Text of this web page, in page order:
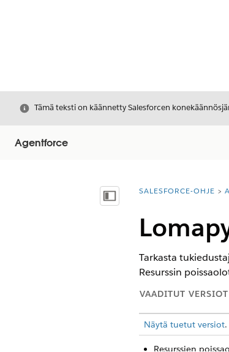
Sulje
Tämä teksti on käännetty Salesforcen
Agentforce
Näytä sisällysluettelo
Olet tässä:
SALESFORCE-OHJE
Tarkasta
Resurssin
VAADITUT VERSIOT
Näytä tuetut versiot.
Resurssien